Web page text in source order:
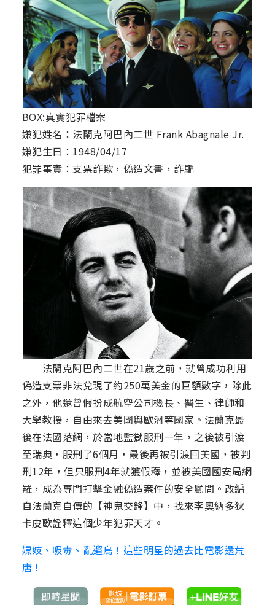
BOX:真實犯罪檔案
嫌犯姓名：法蘭克阿巴內二世 Frank Abagnale Jr.
嫌犯生日：1948/04/17
犯罪事實：支票詐欺，偽造文書，詐騙
法蘭克阿巴內二世在21歲之前，就曾成功利用
偽造支票非法兌現了約250萬美金的巨額數字，除此
之外，他還曾假扮成航空公司機長、醫生、律師和
大學教授，自由來去美國與歐洲等國家。法蘭克最
後在法國落網，於當地監獄服刑一年，之後被引渡
至瑞典，服刑了6個月，最後再被引渡回美國，被判
刑12年，但只服刑4年就獲假釋，並被美國國安局網
羅，成為專門打擊金融偽造案件的安全顧問。改編
自法蘭克自傳的【神鬼交鋒】中，找來李奧納多狄
卡皮歐詮釋這個少年犯罪天才。
嫖妓、吸毒、亂遛鳥！這些明星的過去比電影還荒
唐！